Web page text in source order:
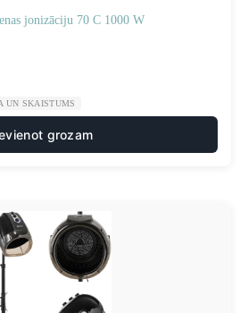
jonizāciju 70 C 1000 W
UN SKAISTUMS
grozam